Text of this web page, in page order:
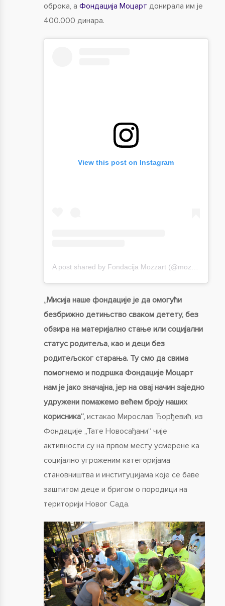
оброка, а Фондација Моцарт донирала им је
400.000 динара.
View this post on Instagram
A post shared by Fondacija Mozzart (@mozzartfondacija)
„Мисија наше фондације је да омогући
безбрижно детињство сваком детету, без
обзира на материјално стање или социјални
статус родитеља, као и деци без
родитељског старања. Ту смо да свима
помогнемо и подршка Фондације Моцарт
нам је јако значајна, јер на овај начин заједно
удружени помажемо већем броју наших
корисника“, истакао Мирослав Ђорђевић, из
Фондације „Тате Новосађани“ чије
активности су на првом месту усмерене ка
социјално угроженим категоријама
становништва и институцијама које се баве
заштитом деце и бригом о породици на
територији Новог Сада.